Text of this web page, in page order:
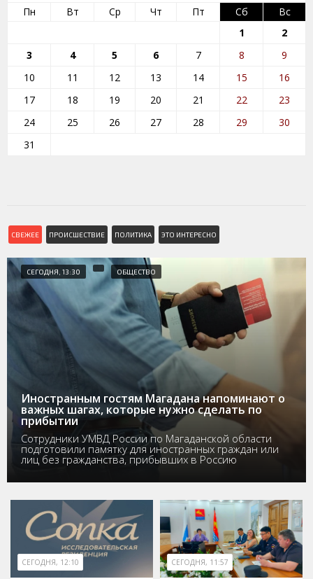
Пн Вт Ср Чт Пт Сб
Вс
1
2
3
4 5 6 7 8
9
10
11 12 13 14 15
16
17
18 19 20 21 22
23
24
25 26 27 28 29
30
31
СВЕЖЕЕ ПРОИСШЕСТВИЕ ПОЛИТИКА ЭТО ИНТЕРЕСНО
СЕГОДНЯ, 13:30 ОБЩЕСТВО
Иностранным гостям Магадана напоминают о
важных шагах, которые нужно сделать по
прибытии
Сотрудники УМВД России по Магаданской области
подготовили памятку для иностранных граждан или
лиц без гражданства, прибывших в Россию
СЕГОДНЯ, 12:10 СЕГОДНЯ, 11:57